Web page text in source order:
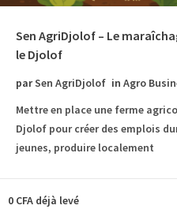
Sen AgriDjolof – Le
le Djolof
parSen AgriDjolof in Agro
Mettre en place une ferme
Djolof pour créer des emplois
jeunes, produire localement
0 CFA déjà levé